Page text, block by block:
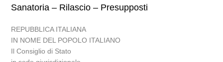
Sanatoria – Rilascio – Presupposti
REPUBBLICA ITALIANA
IN NOME DEL POPOLO ITALIANO
Il Consiglio di Stato